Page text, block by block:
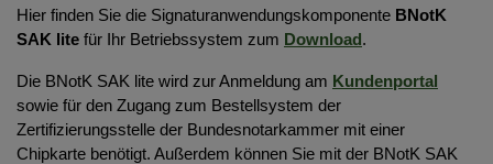
Hier finden Sie die Signaturanwendungskomponente BNotK
SAK lite für Ihr Betriebssystem zum Download.
Die BNotK SAK lite wird zur Anmeldung am Kundenportal
sowie für den Zugang zum Bestellsystem der
Zertifizierungsstelle der Bundesnotarkammer mit einer
Chipkarte benötigt. Außerdem können Sie mit der BNotK SAK